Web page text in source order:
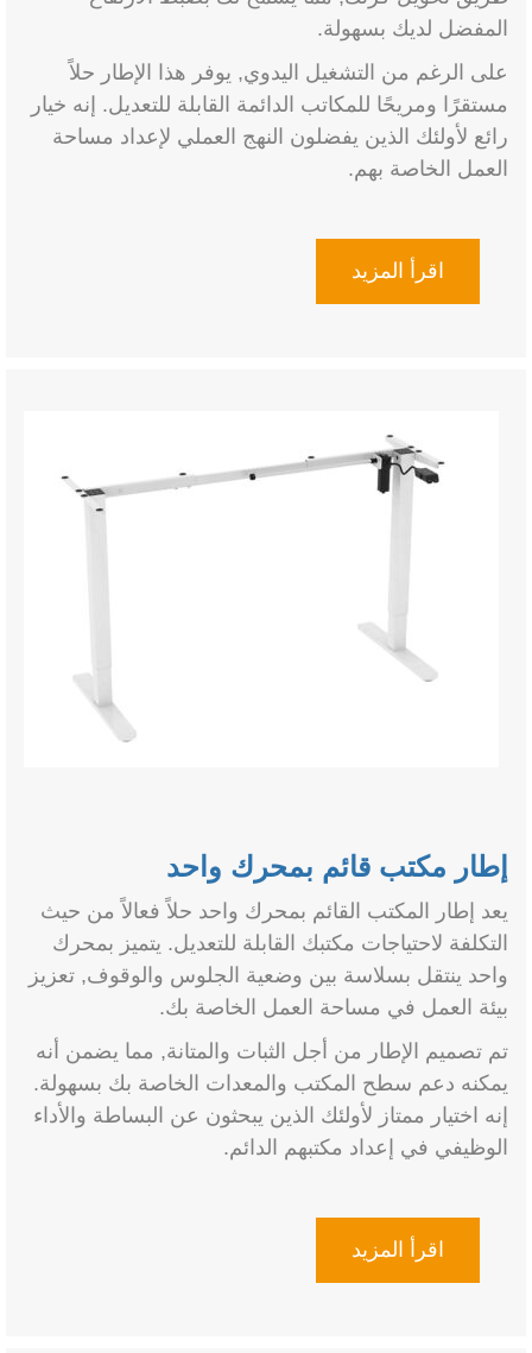
المفضل لديك بسهولة.
على الرغم من التشغيل اليدوي, يوفر هذا الإطار حلاً
مستقرًا ومريحًا للمكاتب الدائمة القابلة للتعديل. إنه خيار
رائع لأولئك الذين يفضلون النهج العملي لإعداد مساحة
العمل الخاصة بهم.
اقرأ المزيد
إطار مكتب قائم بمحرك واحد
يعد إطار المكتب القائم بمحرك واحد حلاً فعالاً من حيث
التكلفة لاحتياجات مكتبك القابلة للتعديل. يتميز بمحرك
واحد ينتقل بسلاسة بين وضعية الجلوس والوقوف, تعزيز
بيئة العمل في مساحة العمل الخاصة بك.
تم تصميم الإطار من أجل الثبات والمتانة, مما يضمن أنه
يمكنه دعم سطح المكتب والمعدات الخاصة بك بسهولة.
إنه اختيار ممتاز لأولئك الذين يبحثون عن البساطة والأداء
الوظيفي في إعداد مكتبهم الدائم.
اقرأ المزيد